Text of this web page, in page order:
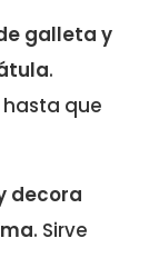
galleta y
.
hasta que
decora
. Sirve